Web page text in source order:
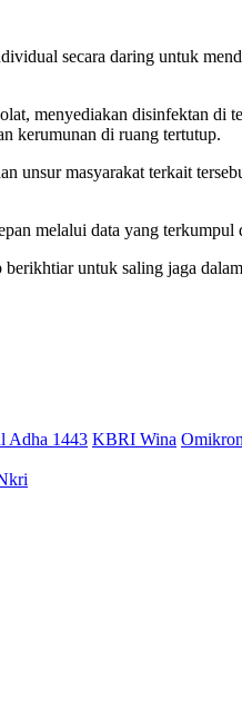
secara daring untuk
menyediakan disinfektan
kerumunan di ruang tertutup.
masyarakat terkait
melalui data yang
untuk saling jaga
Adha 1443 KBRI Wina Omikron